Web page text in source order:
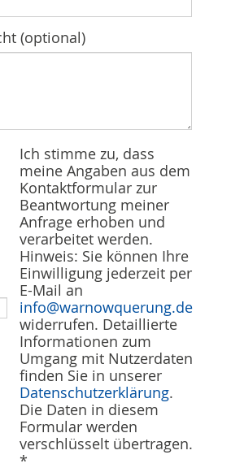
(optional)
Ich stimme zu, dass
meine Angaben aus dem
Kontaktformular zur
Beantwortung meiner
Anfrage erhoben und
verarbeitet werden.
Hinweis: Sie können Ihre
Einwilligung jederzeit per
E-Mail an
info@warnowquerung.de
widerrufen. Detaillierte
Informationen zum
Umgang mit Nutzerdaten
finden Sie in unserer
Datenschutzerklärung.
Die Daten in diesem
Formular werden
verschlüsselt übertragen.
*